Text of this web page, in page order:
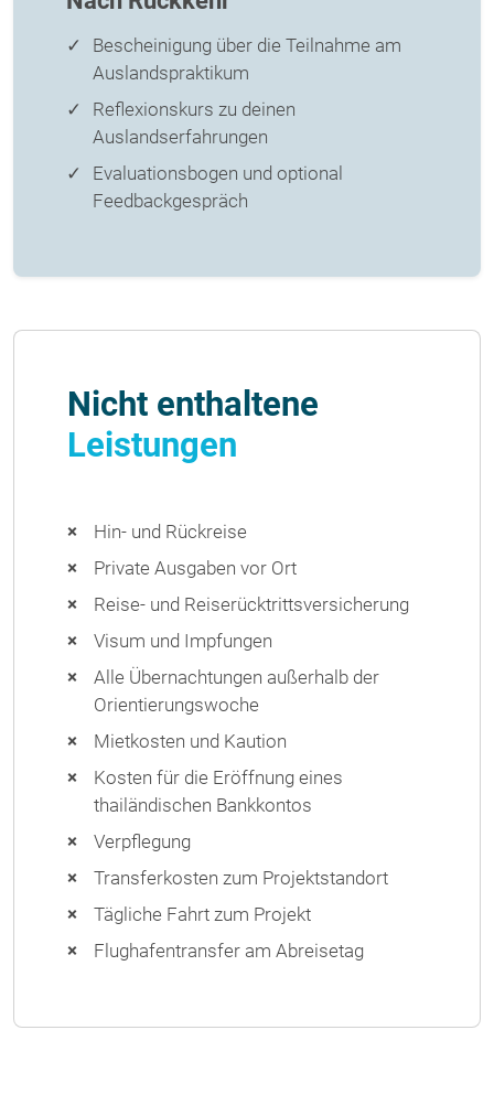
Bescheinigung über die Teilnahme am
Auslandspraktikum
Reflexionskurs zu deinen
Auslandserfahrungen
Evaluationsbogen und optional
Feedbackgespräch
Nicht enthaltene
Leistungen
Hin- und Rückreise
Private Ausgaben vor Ort
Reise- und Reiserücktrittsversicherung
Visum und Impfungen
Alle Übernachtungen außerhalb der
Orientierungswoche
Mietkosten und Kaution
Kosten für die Eröffnung eines
thailändischen Bankkontos
Verpflegung
Transferkosten zum Projektstandort
Tägliche Fahrt zum Projekt
Flughafentransfer am Abreisetag